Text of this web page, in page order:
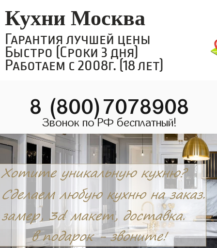
Кухни Москва
Гарантия лучшей цены
Быстро (Сроки 3 дня)
Работаем с 2008г. (18 лет)
8 (800)7078908
Звонок по РФ бесплатный!